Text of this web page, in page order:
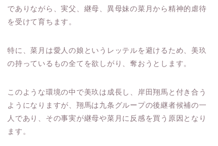
でありながら、実父、継母、異母妹の菜月から精神的虐待
を受けて育ちます。
特に、菜月は愛人の娘というレッテルを避けるため、美玖
の持っているもの全てを欲しがり、奪おうとします。
このような環境の中で美玖は成長し、岸田翔馬と付き合う
ようになりますが、翔馬は九条グループの後継者候補の一
人であり、その事実が継母や菜月に反感を買う原因となり
ます。